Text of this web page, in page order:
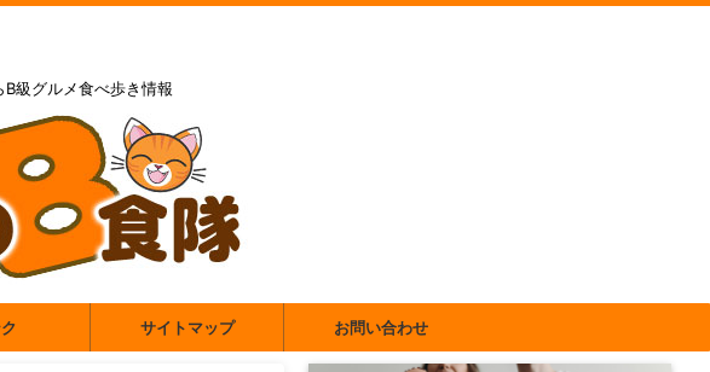
級グルメ食べ歩き情報
サイトマップ お問い合わせ